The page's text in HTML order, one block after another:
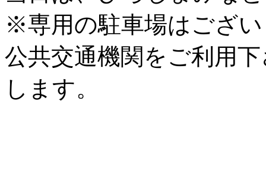
※専用の駐車場はござ
公共交通機関をご利用
します。